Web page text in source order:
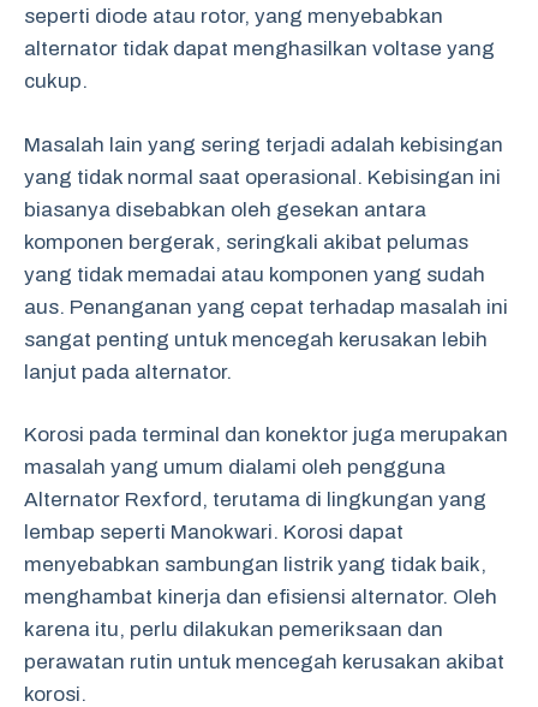
seperti diode atau rotor, yang menyebabkan
alternator tidak dapat menghasilkan voltase yang
cukup.
Masalah lain yang sering terjadi adalah kebisingan
yang tidak normal saat operasional. Kebisingan ini
biasanya disebabkan oleh gesekan antara
komponen bergerak, seringkali akibat pelumas
yang tidak memadai atau komponen yang sudah
aus. Penanganan yang cepat terhadap masalah ini
sangat penting untuk mencegah kerusakan lebih
lanjut pada alternator.
Korosi pada terminal dan konektor juga merupakan
masalah yang umum dialami oleh pengguna
Alternator Rexford, terutama di lingkungan yang
lembap seperti Manokwari. Korosi dapat
menyebabkan sambungan listrik yang tidak baik,
menghambat kinerja dan efisiensi alternator. Oleh
karena itu, perlu dilakukan pemeriksaan dan
perawatan rutin untuk mencegah kerusakan akibat
korosi.